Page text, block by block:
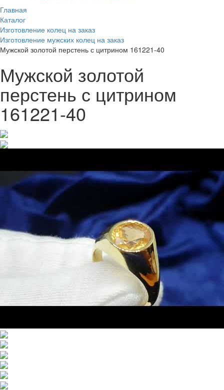
Главная
Каталог
Изготовление колец на заказ
Изготовление мужских колец на заказ
Мужской золотой перстень с цитрином 161221-40
Мужской золотой
перстень с цитрином
161221-40